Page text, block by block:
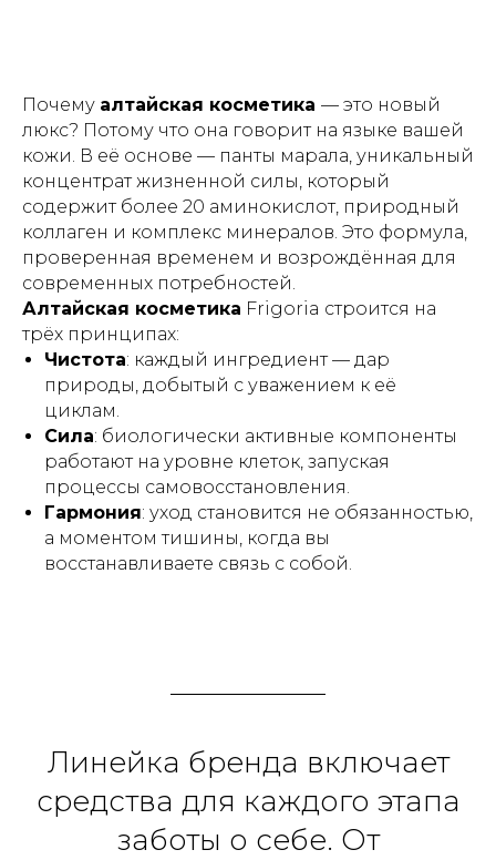
Почему алтайская косметика — это новый
люкс? Потому что она говорит на языке вашей
кожи. В её основе — панты марала, уникальный
концентрат жизненной силы, который
содержит более 20 аминокислот, природный
коллаген и комплекс минералов. Это формула,
проверенная временем и возрождённая для
современных потребностей.
Алтайская косметика Frigoria строится на
трёх принципах:
Чистота: каждый ингредиент — дар
природы, добытый с уважением к её
циклам.
Сила: биологически активные компоненты
работают на уровне клеток, запуская
процессы самовосстановления.
Гармония: уход становится не обязанностью,
а моментом тишины, когда вы
восстанавливаете связь с собой.
Линейка бренда включает
средства для каждого этапа
заботы о себе. От